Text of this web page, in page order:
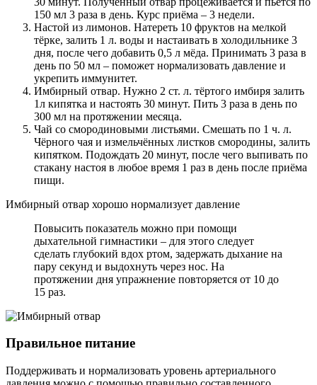
150 мл 3 раза в день. Курс приёма – 3 недели.
Настой из лимонов. Натереть 10 фруктов на мелкой
тёрке, залить 1 л. воды и настаивать в холодильнике 3
дня, после чего добавить 0,5 л мёда. Принимать 3 раза в
день по 50 мл – поможет нормализовать давление и
укрепить иммунитет.
Имбирный отвар. Нужно 2 ст. л. тёртого имбиря залить
1л кипятка и настоять 30 минут. Пить 3 раза в день по
300 мл на протяжении месяца.
Чай со смородиновыми листьями. Смешать по 1 ч. л.
Чёрного чая и измельчённых листков смородины, залить
кипятком. Подождать 20 минут, после чего выпивать по
стакану настоя в любое время 1 раз в день после приёма
пищи.
Имбирный отвар хорошо нормализует давление
Повысить показатель можно при помощи
дыхательной гимнастики – для этого следует
сделать глубокий вдох ртом, задержать дыхание на
пару секунд и выдохнуть через нос. На
протяжении дня упражнение повторяется от 10 до
15 раз.
Правильное питание
Поддерживать и нормализовать уровень артериального